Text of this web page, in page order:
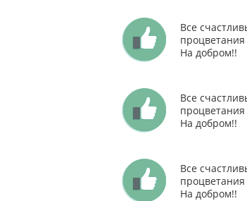
Все
На добром!!
Все
На добром!!
Все
На добром!!